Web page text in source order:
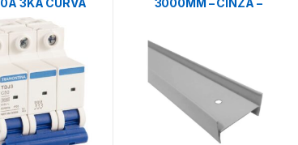
3KA CURVA
3000MM – CINZA –